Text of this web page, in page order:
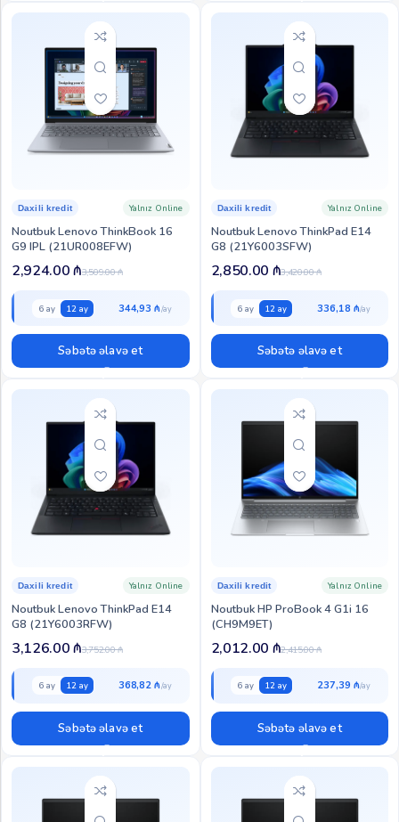
Noutbuk Lenovo ThinkBook 16
G9 IPL (21UR008EFW)
Daxili kredit Yalnız Online
3,509.00₼
2,924.00₼
6 ay 12 ay 344,93 ₼
Səbətə əlavə et
Noutbuk Lenovo ThinkPad E14
G8 (21Y6003SFW)
Daxili kredit Yalnız Online
3,420.00₼
2,850.00 ₼
6 ay 12 ay 336,18 ₼
Səbətə əlavə et
Noutbuk Lenovo ThinkPad E14
G8 (21Y6003RFW)
Daxili kredit Yalnız Online
3,752.00₼
3,126.00₼
6 ay 12 ay 368,82 ₼
Səbətə əlavə et
Noutbuk HP ProBook 4 G1i 16
(CH9M9ET)
Daxili kredit Yalnız Online
2,415.00₼
2,012.00 ₼
6 ay 12 ay 237,39 ₼
Səbətə əlavə et